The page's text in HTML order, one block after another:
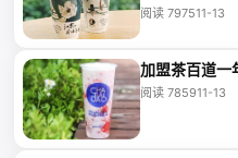
阅读 797511-13
加盟茶百道一
阅读 785911-13